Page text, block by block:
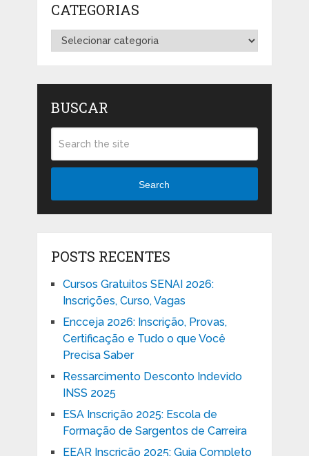
CATEGORIAS
Categorias
BUSCAR
Search
POSTS RECENTES
Cursos Gratuitos SENAI 2026:
Inscrições, Curso, Vagas
Encceja 2026: Inscrição, Provas,
Certificação e Tudo o que Você
Precisa Saber
Ressarcimento Desconto Indevido
INSS 2025
ESA Inscrição 2025: Escola de
Formação de Sargentos de Carreira
EEAR Inscrição 2025: Guia Completo